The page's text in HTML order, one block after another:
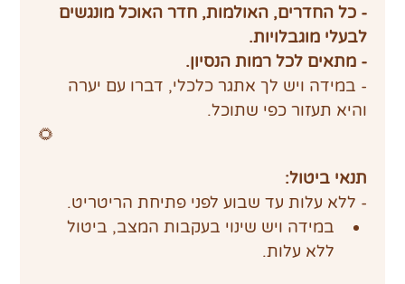
- כל החדרים, האולמות, חדר האוכל מונגשים
לבעלי מוגבלויות.
- מתאים לכל רמות הנסיון.
- במידה ויש לך אתגר כלכלי, דברו עם יערה
והיא תעזור כפי שתוכל.
🌻
תנאי ביטול:
- ללא עלות עד שבוע לפני פתיחת הריטריט.
במידה ויש שינוי בעקבות המצב, ביטול
ללא עלות.